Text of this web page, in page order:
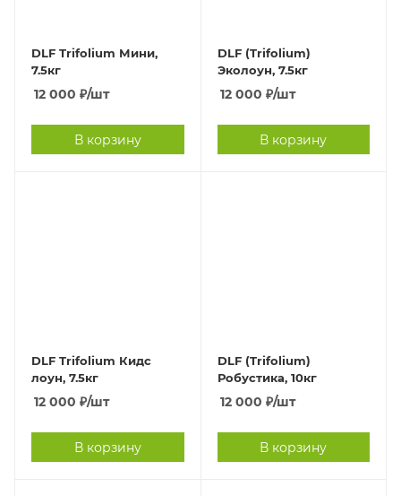
DLF Trifolium Мини,
7.5кг
12 000 ₽/шт
В корзину
DLF (Trifolium)
Эколоун, 7.5кг
12 000 ₽/шт
В корзину
DLF Trifolium Кидс
лоун, 7.5кг
12 000 ₽/шт
В корзину
DLF (Trifolium)
Робустика, 10кг
12 000 ₽/шт
В корзину